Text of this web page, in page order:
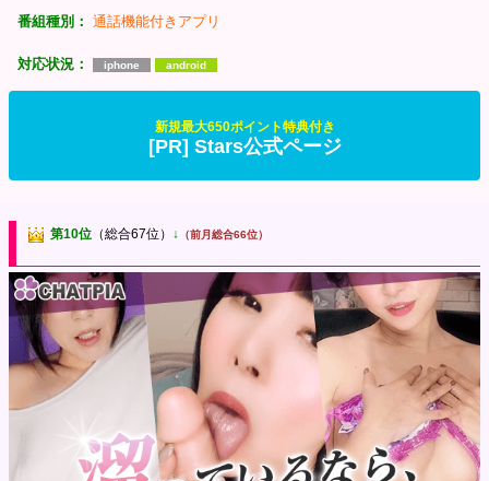
番組種別： 通話機能付きアプリ
対応状況： iphone android
新規最大650ポイント特典付き
[PR] Stars公式ページ
第10位 （総合67位） ↓ （前月総合66位）